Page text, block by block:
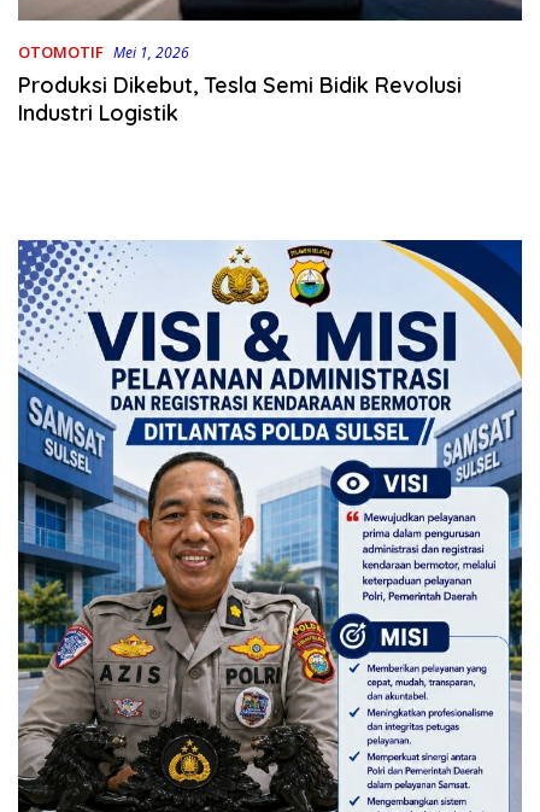
OTOMOTIF Mei 1, 2026
Produksi Dikebut, Tesla Semi Bidik Revolusi
Industri Logistik